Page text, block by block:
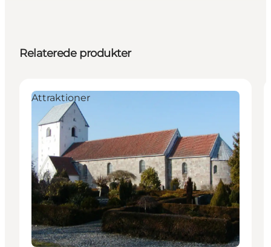
Relaterede produkter
Attraktioner